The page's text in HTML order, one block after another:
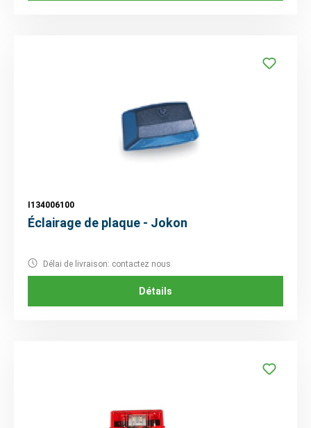
I134006100
Éclairage de plaque - Jokon
Délai de livraison: contactez nous
Détails